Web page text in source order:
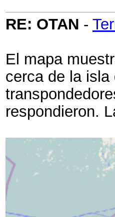
RE: OTAN -
El mapa
cerca de la isla
respondieron.